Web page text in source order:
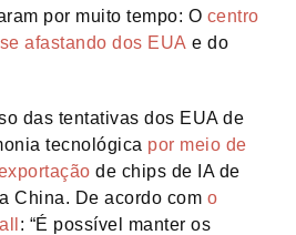
por muito tempo: O centro
se afastando dos EUA e do
das tentativas dos EUA de
tecnológica por meio de
de chips de IA de
China. De acordo com o
: “É possível manter os